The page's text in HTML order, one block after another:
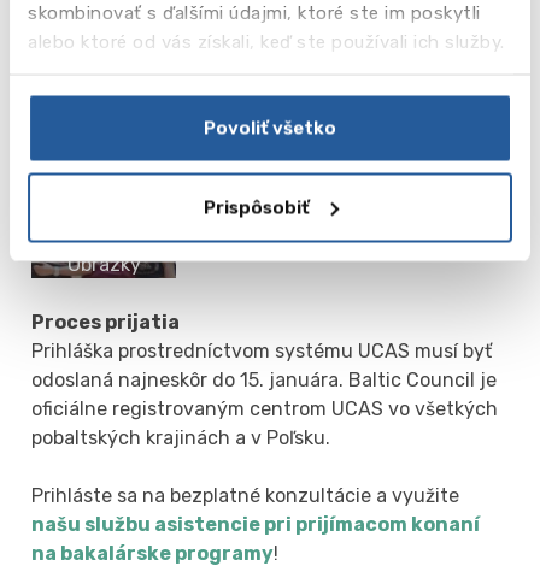
skombinovať s ďalšími údajmi, ktoré ste im poskytli
alebo ktoré od vás získali, keď ste používali ich služby.
Povoliť všetko
Prispôsobiť
10
Obrázky
Proces prijatia
Prihláška prostredníctvom systému UCAS musí byť
odoslaná najneskôr do 15. januára. Baltic Council je
oficiálne registrovaným centrom UCAS vo všetkých
pobaltských krajinách a v Poľsku.
Prihláste sa na bezplatné konzultácie a využite
našu službu asistencie pri prijímacom konaní
na bakalárske programy!